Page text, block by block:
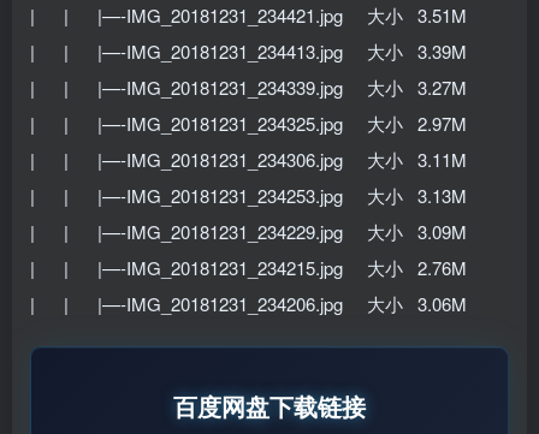
| | |—-IMG_20181231_234421.jpg 大小 3.51M
| | |—-IMG_20181231_234413.jpg 大小 3.39M
| | |—-IMG_20181231_234339.jpg 大小 3.27M
| | |—-IMG_20181231_234325.jpg 大小 2.97M
| | |—-IMG_20181231_234306.jpg 大小 3.11M
| | |—-IMG_20181231_234253.jpg 大小 3.13M
| | |—-IMG_20181231_234229.jpg 大小 3.09M
| | |—-IMG_20181231_234215.jpg 大小 2.76M
| | |—-IMG_20181231_234206.jpg 大小 3.06M
百度网盘下载链接